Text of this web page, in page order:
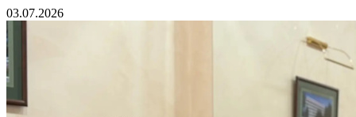
03.07.2026